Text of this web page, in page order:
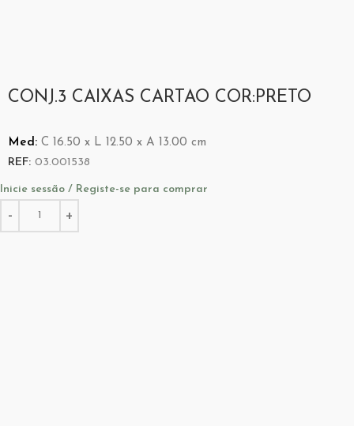
CONJ.3 CAIXAS CARTAO COR:PRETO
Med: C 16.50 x L 12.50 x A 13.00 cm
REF: 03.001538
Inicie sessão / Registe-se para comprar